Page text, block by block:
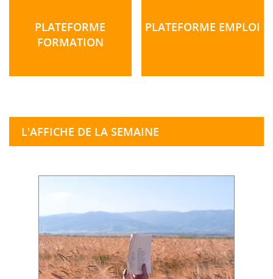
PLATEFORME
FORMATION
PLATEFORME EMPLOI
L'AFFICHE DE LA SEMAINE